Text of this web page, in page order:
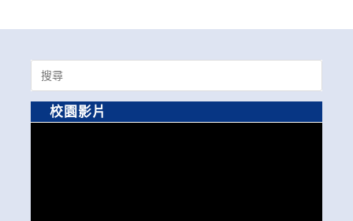
Search
for:
校園影片